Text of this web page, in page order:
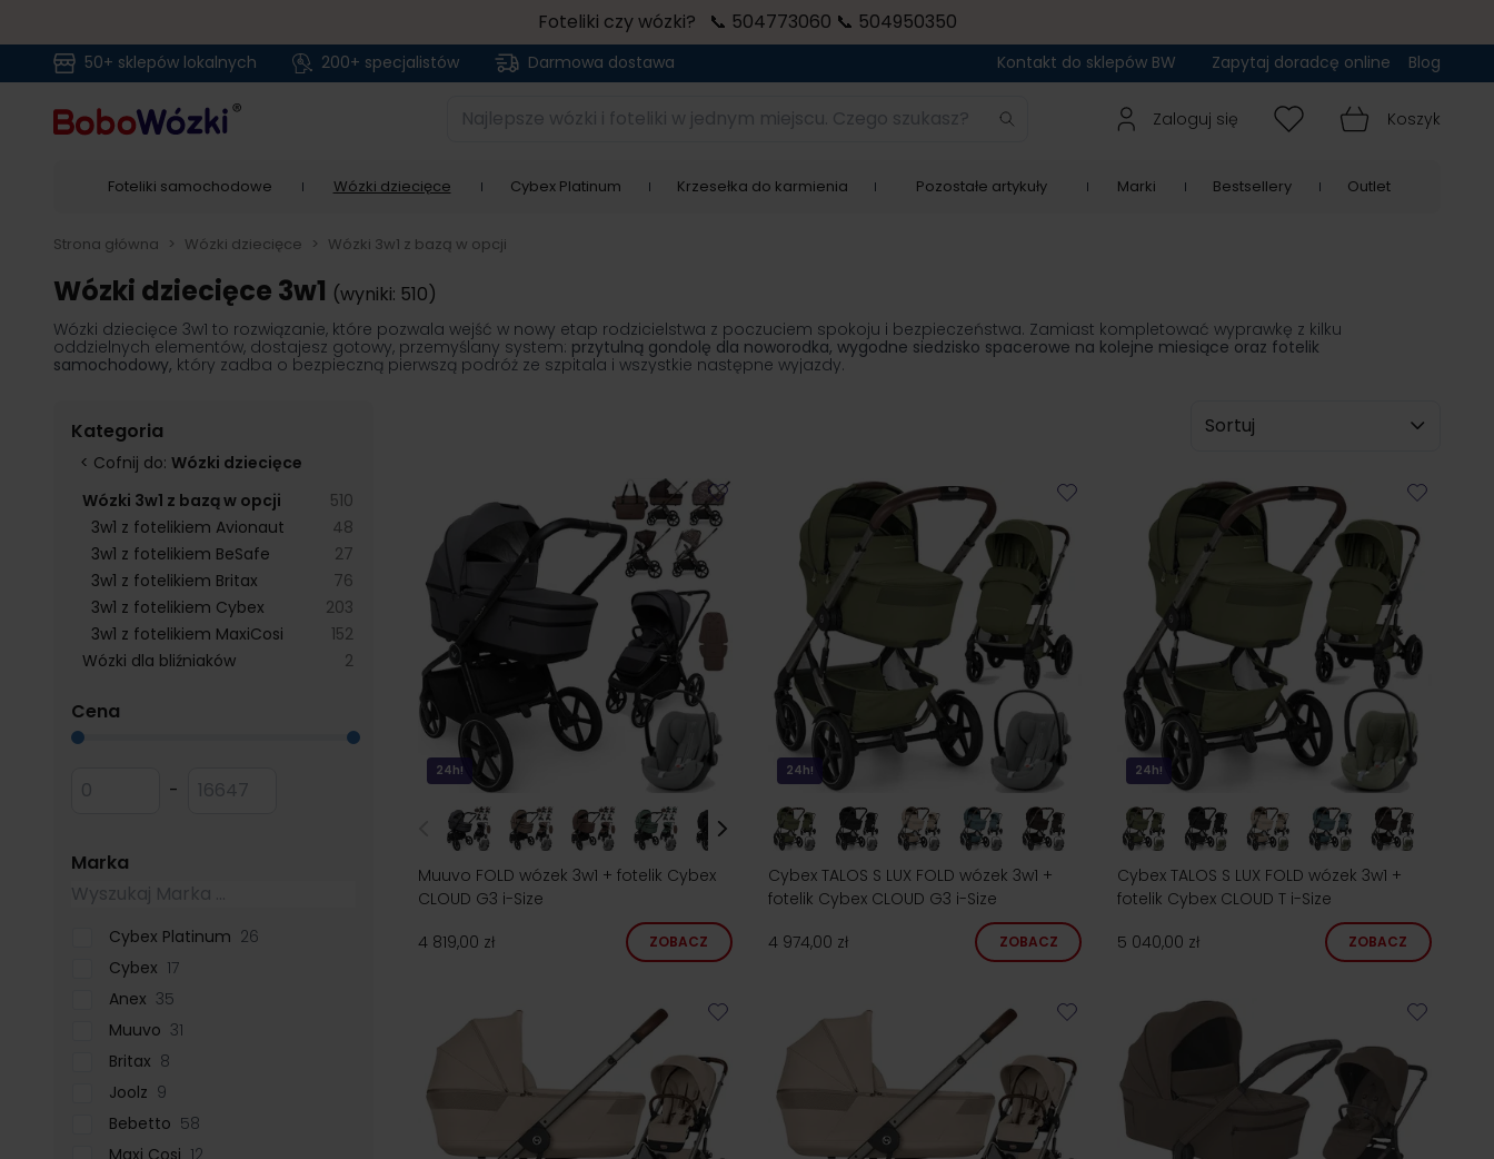
Foteliki czy wózki? 📞 504773060 📞 504950350
50+ sklepów lokalnych 200+ specjalistów Darmowa dostawa Kontakt do sklepów BW Zapytaj doradcę online Blog
Najlepsze wózki i foteliki w jednym miejscu. Czego szukasz? Zaloguj się Koszyk
Foteliki samochodowe Wózki dziecięce Cybex Platinum Krzesełka do karmienia Pozostałe artykuły Marki Bestsellery Outlet
Strona główna > Wózki dziecięce > Wózki 3w1 z bazą w opcji
Wózki dziecięce 3w1 (wyniki: 510)
Wózki dziecięce 3w1 to rozwiązanie, które pozwala wejść w nowy etap rodzicielstwa z poczuciem spokoju i bezpieczeństwa. Zamiast kompletować wyprawkę z kilku
oddzielnych elementów, dostajesz gotowy, przemyślany system: przytulną gondolę dla noworodka, wygodne siedzisko spacerowe na kolejne miesiące oraz fotelik
samochodowy, który zadba o bezpieczną pierwszą podróż ze szpitala i wszystkie następne wyjazdy.
Kategoria
< Cofnij do: Wózki dziecięce
Wózki 3w1 z bazą w opcji
510 products available
3w1 z fotelikiem Avionaut
48 products available
3w1 z fotelikiem BeSafe
27 products available
3w1 z fotelikiem Britax
76 products available
3w1 z fotelikiem Cybex
203 products available
3w1 z fotelikiem MaxiCosi
152products available
Wózki dla bliźniaków
2products available
Cena
Minimum value
- Maksymalna wartość
Marka
Cybex Platinum 26
Cybex 17
Anex 35
Muuvo 31
Britax 8
Joolz 9
Bebetto 58
Sortuj wg
24h!
Muuvo FOLD wózek 3w1 + fotelik Cybex
CLOUD G3 i-Size
4 819,00 zł
ZOBACZ
24h!
Cybex TALOS S LUX FOLD wózek 3w1 +
fotelik Cybex CLOUD G3 i-Size
4 974,00 zł
ZOBACZ
24h!
Cybex TALOS S LUX FOLD wózek 3w1 +
fotelik Cybex CLOUD T i-Size
5 040,00 zł
ZOBACZ